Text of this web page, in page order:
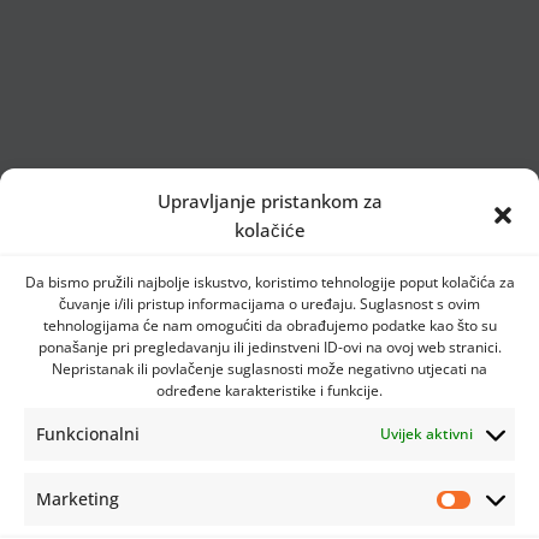
Upravljanje pristankom za
kolačiće
Da bismo pružili najbolje iskustvo, koristimo tehnologije poput kolačića za
čuvanje i/ili pristup informacijama o uređaju. Suglasnost s ovim
tehnologijama će nam omogućiti da obrađujemo podatke kao što su
ponašanje pri pregledavanju ili jedinstveni ID-ovi na ovoj web stranici.
Nepristanak ili povlačenje suglasnosti može negativno utjecati na
određene karakteristike i funkcije.
Funkcionalni Uvijek aktivni
Marketing